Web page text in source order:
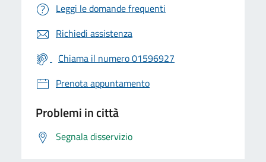
Leggi le domande frequenti
Richiedi assistenza
Chiama il numero 01596927
Prenota appuntamento
Problemi in città
Segnala disservizio